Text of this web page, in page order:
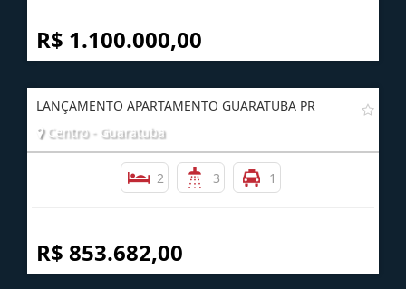
R$ 1.100.000,00
LANÇAMENTO APARTAMENTO GUARATUBA PR
Centro - Guaratuba
2 3 1
R$ 853.682,00